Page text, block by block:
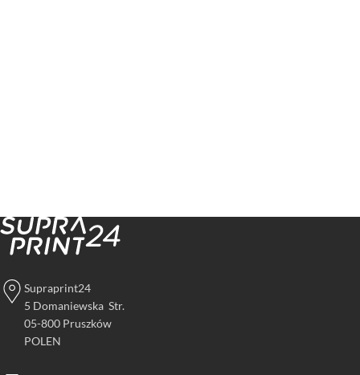
Supraprint24
5 Domaniewska Str.
05-800 Pruszków
POLEN